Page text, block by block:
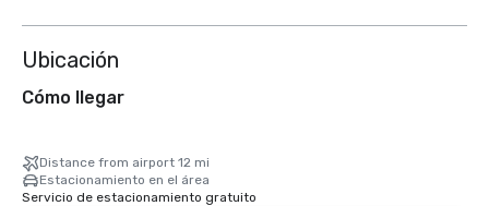
Ubicación
Cómo llegar
Distance from airport 12 mi
Estacionamiento en el área
Servicio de estacionamiento gratuito